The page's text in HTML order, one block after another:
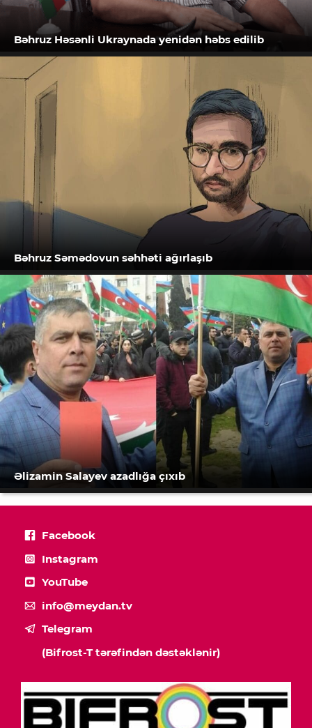
Bəhruz Həsənli Ukraynada yenidən həbs edilib
Bəhruz Səmədovun səhhəti ağırlaşıb
Əlizamin Salayev azadlığa çıxıb
Facebook
Instagram
YouTube
info@meydan.tv
Telegram
(Bifrost-T tərəfindən dəstəklənir)